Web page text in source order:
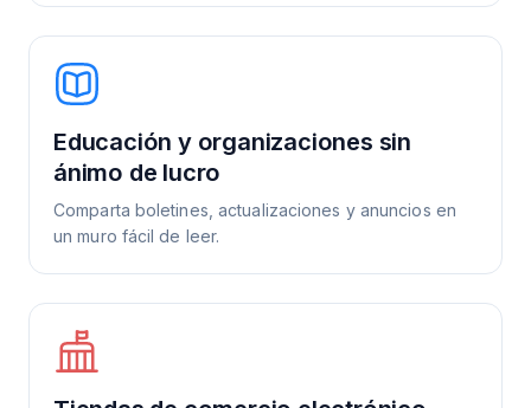
Educación y organizaciones sin
ánimo de lucro
Comparta boletines, actualizaciones y anuncios en
un muro fácil de leer.